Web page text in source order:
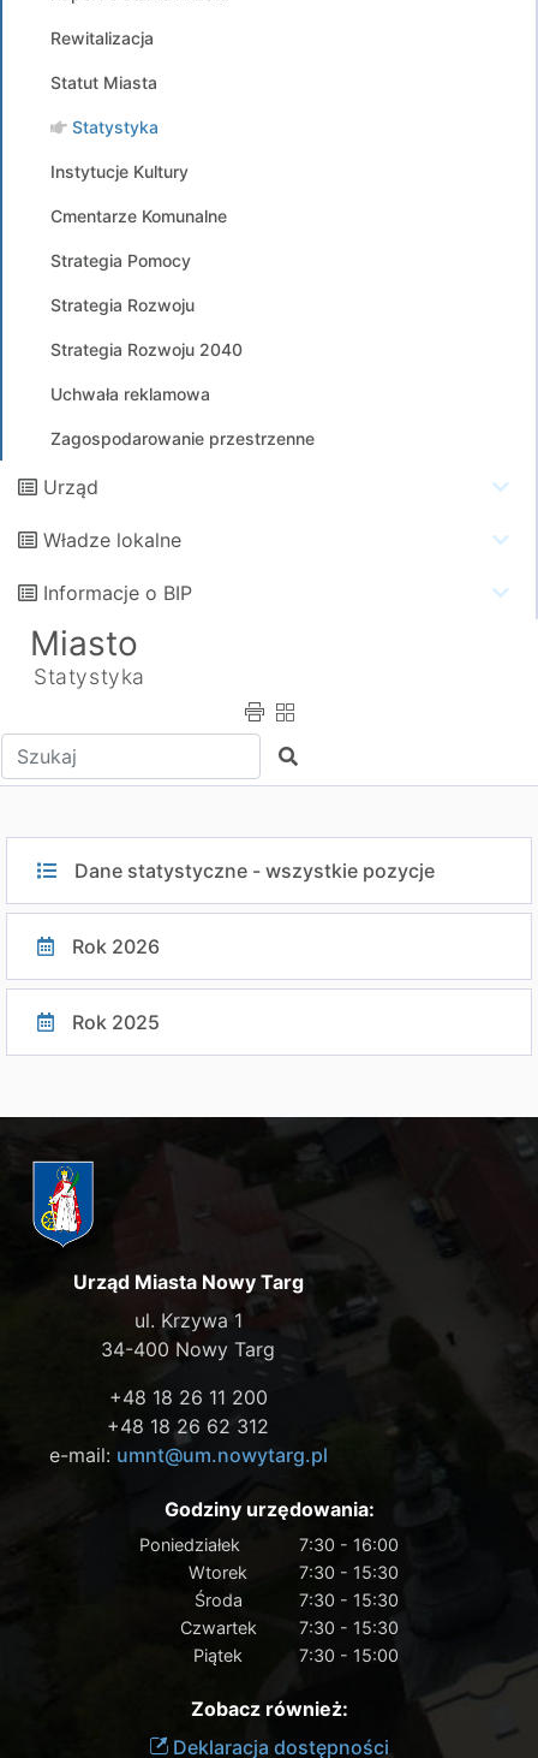
Rewitalizacja
Statut Miasta
Statystyka
Instytucje Kultury
Cmentarze Komunalne
Strategia Pomocy
Strategia Rozwoju
Strategia Rozwoju 2040
Uchwała reklamowa
Zagospodarowanie przestrzenne
Urząd
Władze lokalne
Informacje o BIP
Miasto
Statystyka
Wpisz tekst do wyszukania Szukaj
Dane statystyczne - wszystkie pozycje
Rok 2026
Rok 2025
Urząd Miasta Nowy Targ
ul. Krzywa 1
34-400 Nowy Targ
+48 18 26 11 200
+48 18 26 62 312
e-mail: umnt@um.nowytarg.pl
Godziny urzędowania:
Poniedziałek
7:30 - 16:00
Wtorek
7:30 - 15:30
Środa
7:30 - 15:30
Czwartek
7:30 - 15:30
Piątek
7:30 - 15:00
Zobacz również:
Deklaracja dostępności